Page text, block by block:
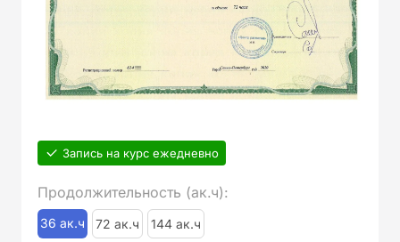
Запись на курс ежедневно
Продолжительность (ак.ч):
36 ак.ч 72 ак.ч 144 ак.ч